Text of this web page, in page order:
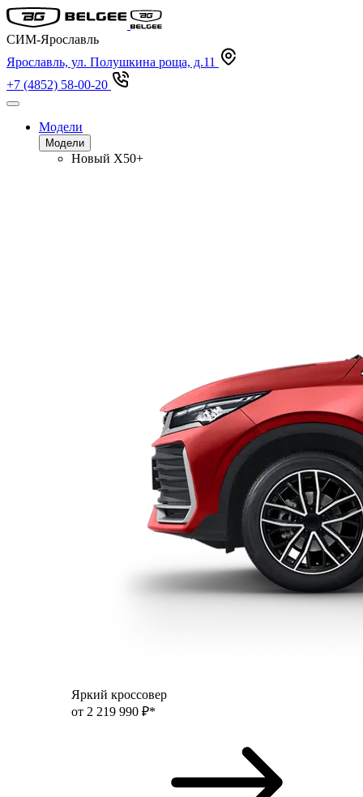
СИМ-Ярославль
Ярославль, ул. Полушкина роща, д.11
+7 (4852) 58-00-20
Модели
Модели
Новый X50+
Яркий кроссовер
от 2 219 990 ₽*